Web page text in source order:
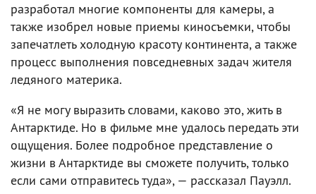
разработал многие компоненты для камеры, а
также изобрел новые приемы киносъемки, чтобы
запечатлеть холодную красоту континента, а также
процесс выполнения повседневных задач жителя
ледяного материка.
«Я не могу выразить словами, каково это, жить в
Антарктиде. Но в фильме мне удалось передать эти
ощущения. Более подробное представление о
жизни в Антарктиде вы сможете получить, только
если сами отправитесь туда», — рассказал Пауэлл.